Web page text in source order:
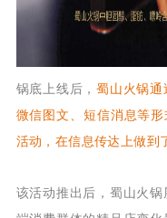
锅底上线后，蜀山火锅通
微信图文、短信消息等
活动，在信息传达上做到
该活动推出后，蜀山火